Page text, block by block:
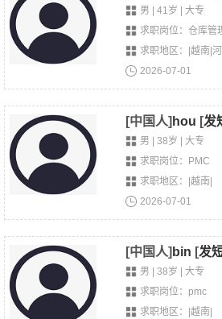
男 | 41岁 | 大专
求职岗位：仓库管
求职地区：|越南|河
2026-07-01
[中国人] hou [发
男 | 38岁 | 大专
求职岗位：PMC
求职地区：|越南|
2026-07-01
[中国人] bin [发
男 | 38岁 | 大专
求职岗位：pmc
求职地区：|越南|